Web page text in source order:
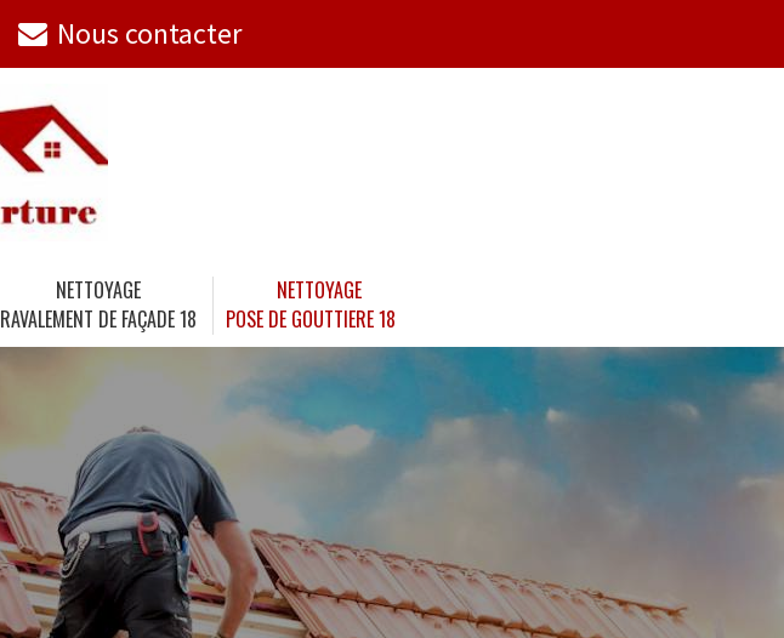
Nous contacter
NETTOYAGE
RAVALEMENT DE FAÇADE 18
NETTOYAGE
POSE DE GOUTTIERE 18